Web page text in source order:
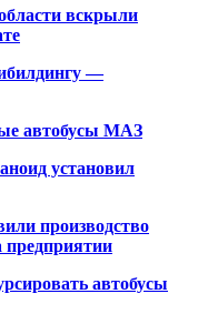
вскрыли
—
автобусы МАЗ
установил
производство
предприятии
автобусы